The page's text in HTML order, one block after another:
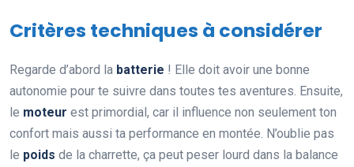
Critères techniques à considérer
Regarde d’abord la batterie ! Elle doit avoir une bonne
autonomie pour te suivre dans toutes tes aventures. Ensuite,
le moteur est primordial, car il influence non seulement ton
confort mais aussi ta performance en montée. N’oublie pas
le poids de la charrette, ça peut peser lourd dans la balance